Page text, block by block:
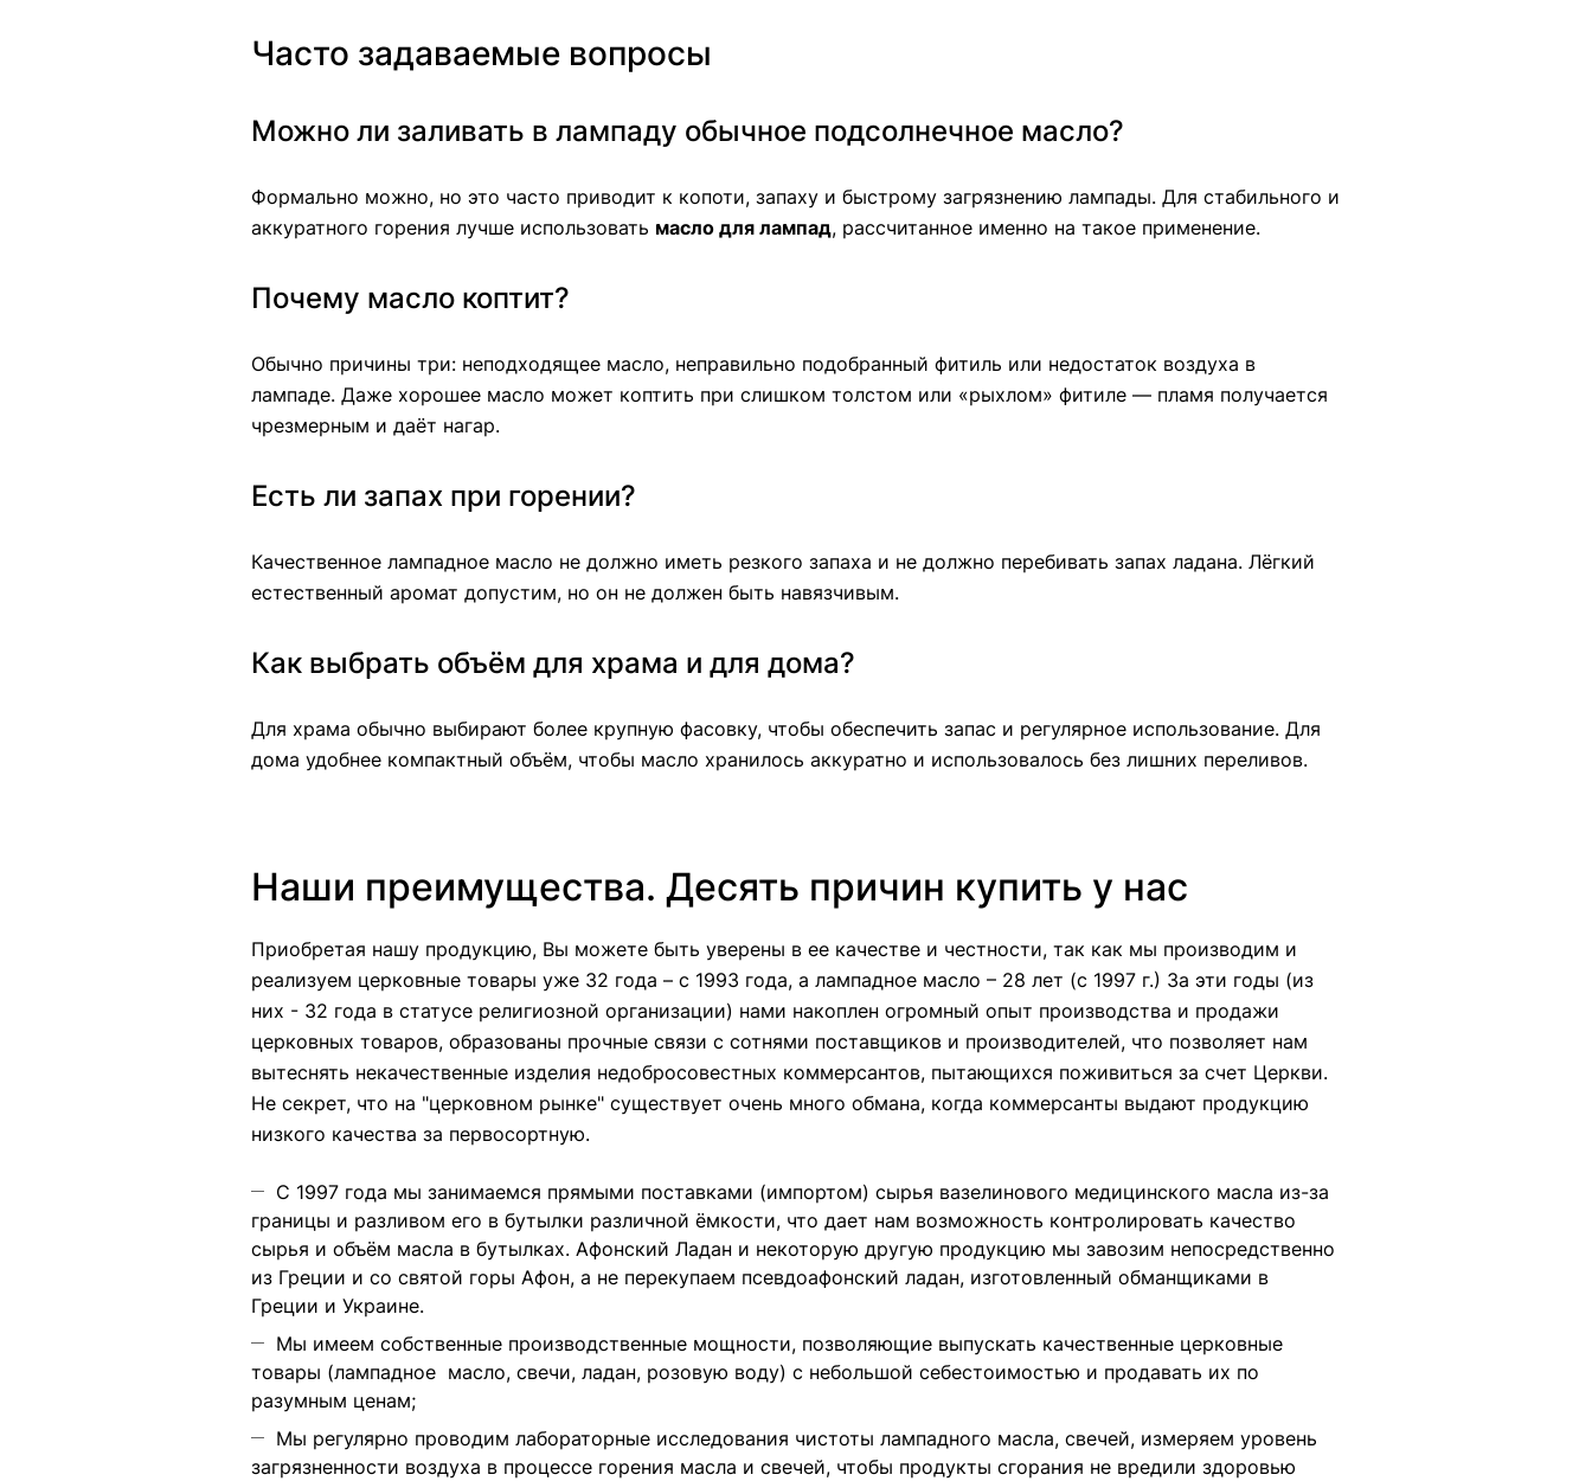
Часто задаваемые вопросы
Можно ли заливать в лампаду обычное подсолнечное масло?
Формально можно, но это часто приводит к копоти, запаху и быстрому загрязнению лампады. Для стабильного и
аккуратного горения лучше использовать масло для лампад, рассчитанное именно на такое применение.
Почему масло коптит?
Обычно причины три: неподходящее масло, неправильно подобранный фитиль или недостаток воздуха в
лампаде. Даже хорошее масло может коптить при слишком толстом или «рыхлом» фитиле — пламя получается
чрезмерным и даёт нагар.
Есть ли запах при горении?
Качественное лампадное масло не должно иметь резкого запаха и не должно перебивать запах ладана. Лёгкий
естественный аромат допустим, но он не должен быть навязчивым.
Как выбрать объём для храма и для дома?
Для храма обычно выбирают более крупную фасовку, чтобы обеспечить запас и регулярное использование. Для
дома удобнее компактный объём, чтобы масло хранилось аккуратно и использовалось без лишних переливов.
Наши преимущества. Десять причин купить у нас
Приобретая нашу продукцию, Вы можете быть уверены в ее качестве и честности, так как мы производим и
реализуем церковные товары уже 32 года – с 1993 года, а лампадное масло – 28 лет (с 1997 г.) За эти годы (из
них - 32 года в статусе религиозной организации) нами накоплен огромный опыт производства и продажи
церковных товаров, образованы прочные связи с сотнями поставщиков и производителей, что позволяет нам
вытеснять некачественные изделия недобросовестных коммерсантов, пытающихся поживиться за счет Церкви.
Не секрет, что на "церковном рынке" существует очень много обмана, когда коммерсанты выдают продукцию
низкого качества за первосортную.
С 1997 года мы занимаемся прямыми поставками (импортом) сырья вазелинового медицинского масла из-за
границы и разливом его в бутылки различной ёмкости, что дает нам возможность контролировать качество
сырья и объём масла в бутылках. Афонский Ладан и некоторую другую продукцию мы завозим непосредственно
из Греции и со святой горы Афон, а не перекупаем псевдоафонский ладан, изготовленный обманщиками в
Греции и Украине.
Мы имеем собственные производственные мощности, позволяющие выпускать качественные церковные
товары (лампадное масло, свечи, ладан, розовую воду) с небольшой себестоимостью и продавать их по
разумным ценам;
Мы регулярно проводим лабораторные исследования чистоты лампадного масла, свечей, измеряем уровень
загрязненности воздуха в процессе горения масла и свечей, чтобы продукты сгорания не вредили здоровью